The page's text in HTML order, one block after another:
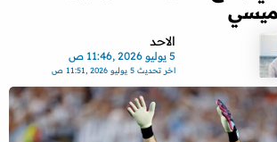
ميسي
الاحد
5 يوليو 2026 ,11:46 ص
اخر تحديث5 يوليو 2026 ,11:51 ص